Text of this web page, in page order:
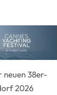
neuen 38er-
2026